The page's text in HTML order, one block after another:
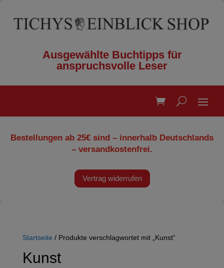
Ausgewählte Buchtipps für
anspruchsvolle Leser
Bestellungen ab 25€ sind – innerhalb Deutschlands
– versandkostenfrei.
Vertrag widerrufen
Startseite / Produkte verschlagwortet mit „Kunst“
Kunst